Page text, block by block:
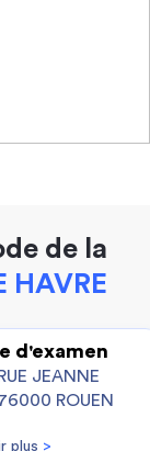
de la
HAVRE
d'examen
JEANNE
ROUEN
plus >